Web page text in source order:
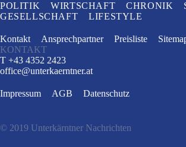
POLITIK
WIRTSCHAFT CHRONIK
GESELLSCHAFT
LIFESTYLE
Kontakt Ansprechpartner Preisliste
KONTAKT
T +43 4352 2423
office@unterkaerntner.at
Impressum AGB Datenschutz
© 2019 Unterkärntner Nachrichten